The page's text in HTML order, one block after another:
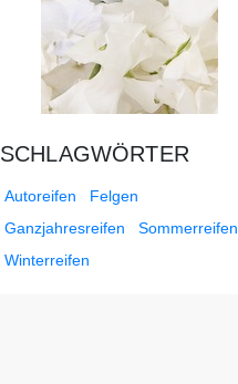
SCHLAGWÖRTER
Autoreifen
Felgen
Ganzjahresreifen
Sommerreifen
Winterreifen